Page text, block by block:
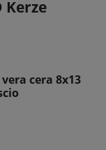
Kerze
cera 8x13